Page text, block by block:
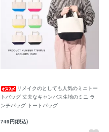
リメイクのとしても人気のミニトー
トバッグ 丈夫なキャンバス生地のミニ ラ
ンチバッグ トートバッグ
749円(税込)